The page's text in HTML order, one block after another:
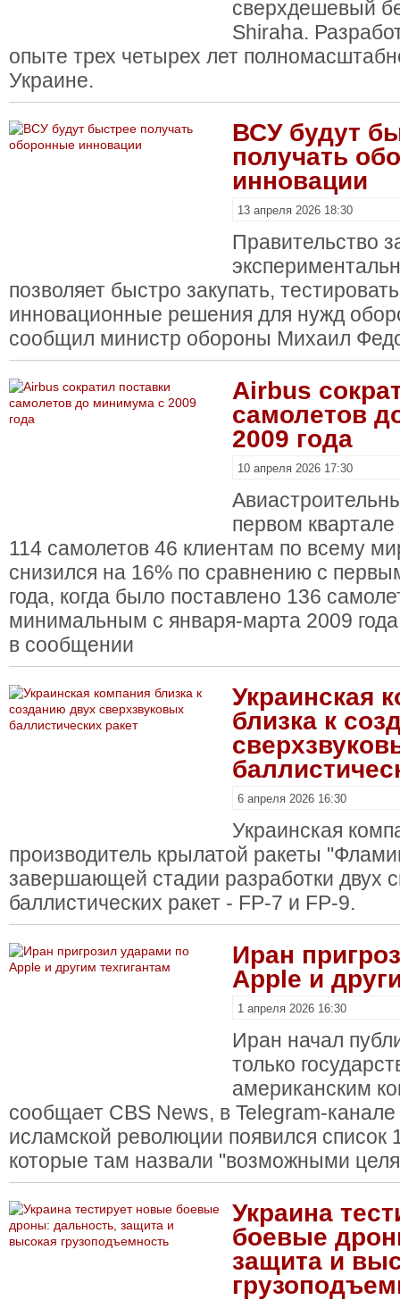
сверхдешевый
Shiraha.
опыте трех четырех лет
Украине.
ВСУ будут
получать
инновации
13 апреля 2026 18:30
Правительство
позволяет быстро закупать,
инновационные решения для нужд
сообщил министр обороны Михаил
Airbus
самолетов
2009 года
10 апреля 2026 17:30
первом
114 самолетов 46 клиентам по всему
снизился на 16% по сравнению с
года, когда было поставлено 136
минимальным с января-марта 2009
в сообщении
Украинская
близка к
6 апреля 2026 16:30
Украинская
производитель крылатой ракеты
завершающей стадии разработки двух
баллистических ракет - FP-7 и FP-9.
Иран
Apple и
1 апреля 2026 16:30
Иран начал
только
американским
сообщает CBS News, в Telegram-
исламской революции появился список
которые там назвали "возможными
Украина
боевые
защита и